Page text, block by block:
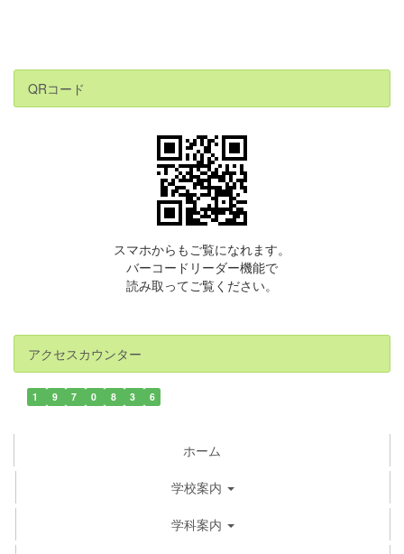
QRコード
スマホからもご覧になれます。
バーコードリーダー機能で
読み取ってご覧ください。
アクセスカウンター
1 9 7 0 8 3 6
ホーム
学校案内
学科案内